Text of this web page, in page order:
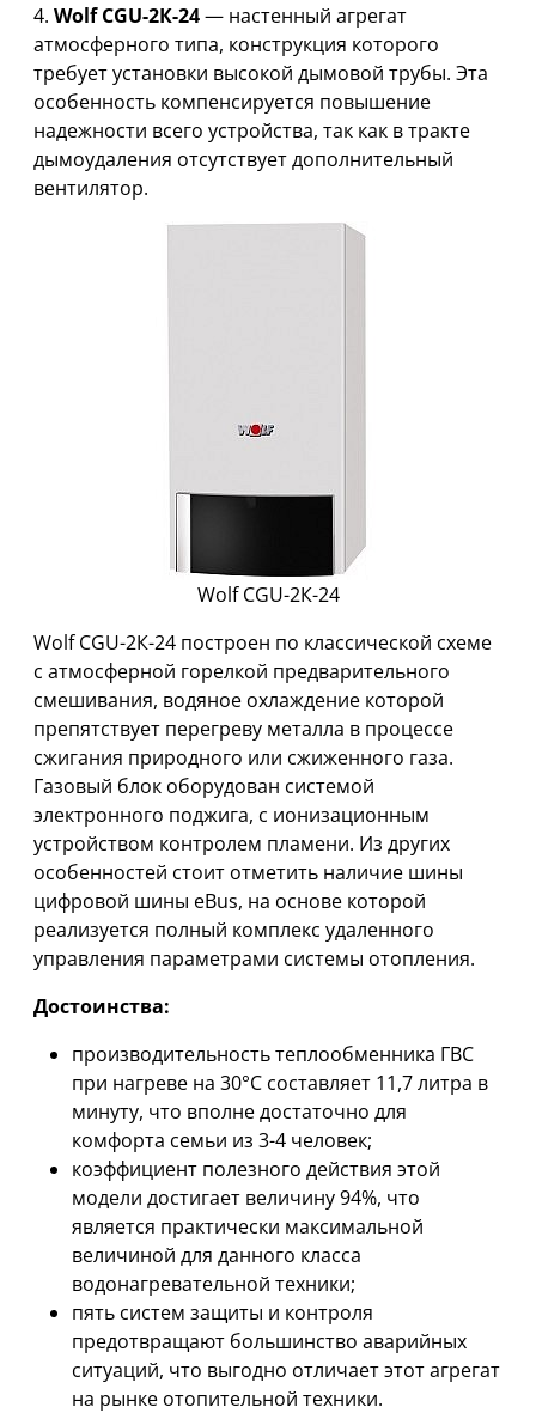
4. Wolf CGU-2К-24— настенный агрегат
атмосферного типа, конструкция которого
требует установки высокой дымовой трубы. Эта
особенность компенсируется повышение
надежности всего устройства, так как в тракте
дымоудаления отсутствует дополнительный
вентилятор.
Wolf CGU-2К-24
Wolf CGU-2К-24 построен по классической схеме
с атмосферной горелкой предварительного
смешивания, водяное охлаждение которой
препятствует перегреву металла в процессе
сжигания природного или сжиженного газа.
Газовый блок оборудован системой
электронного поджига, с ионизационным
устройством контролем пламени. Из других
особенностей стоит отметить наличие шины
цифровой шины eBus, на основе которой
реализуется полный комплекс удаленного
управления параметрами системы отопления.
Достоинства:
производительность теплообменника ГВС
при нагреве на 30°С составляет 11,7 литра в
минуту, что вполне достаточно для
комфорта семьи из 3-4 человек;
коэффициент полезного действия этой
модели достигает величину 94%, что
является практически максимальной
величиной для данного класса
водонагревательной техники;
пять систем защиты и контроля
предотвращают большинство аварийных
ситуаций, что выгодно отличает этот агрегат
на рынке отопительной техники.